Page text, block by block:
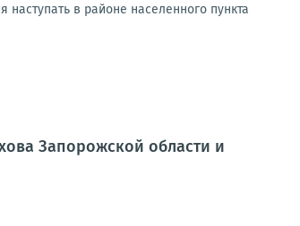
в районе населенного пункта
Запорожской области и